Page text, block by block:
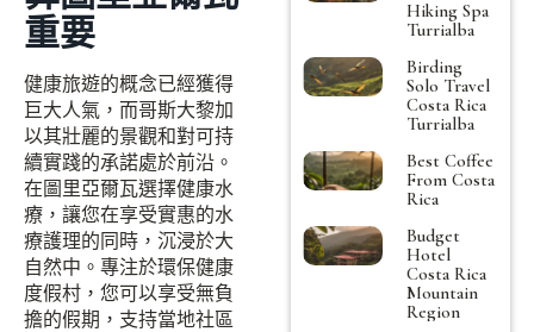
重要
健康旅遊的概念已經獲得
巨大人氣，而哥斯大黎加
以其壯麗的景觀和對可持
續實踐的承諾處於前沿。
在圖里亞爾瓦選擇健康水
療，讓您在享受實惠的水
療護理的同時，沉浸於大
自然中。專注於環保健康
度假村，您可以享受無負
擔的假期，支持當地社區
Hiking Spa
Turrialba
Birding
Solo Travel
Costa Rica
Turrialba
Best Coffee
From Costa
Rica
Budget
Hotel
Costa Rica
Mountain
Region